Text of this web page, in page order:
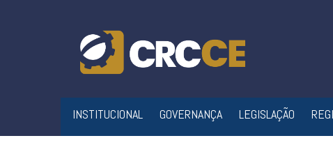
INSTITUCIONAL GOVERNANÇA LEGISLAÇÃO